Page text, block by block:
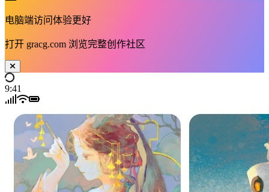
电脑端访问体验更好
打开 gracg.com 浏览完整创作社区
9:41